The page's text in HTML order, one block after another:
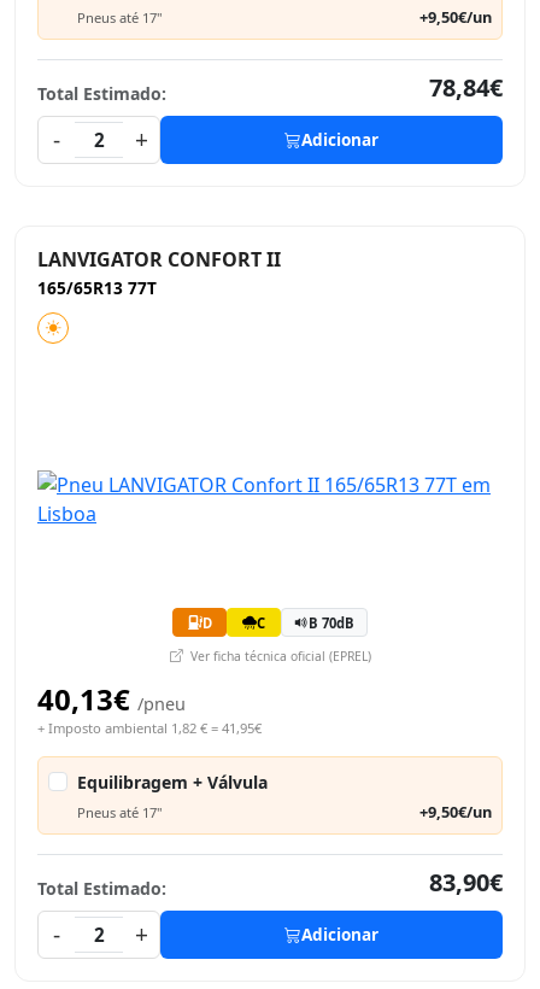
Pneus até 17" +9,50€/un
Total Estimado:
78,84€
-
2 + Adicionar
LANVIGATOR CONFORT II
165/65R13 77T
D C B 70dB
Ver ficha técnica oficial (EPREL)
40,13€ /pneu
+ Imposto ambiental 1,82 € = 41,95€
Equilibragem + Válvula
Pneus até 17" +9,50€/un
Total Estimado:
83,90€
-
2 + Adicionar